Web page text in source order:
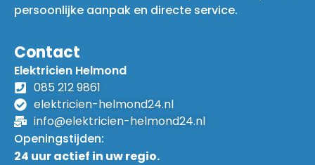
persoonlijke aanpak en directe service.
Contact
Elektricien Helmond
085 212 9861
elektricien-helmond24.nl
info@elektricien-helmond24.nl
Openingstijden:
24 uur actief in uw regio.